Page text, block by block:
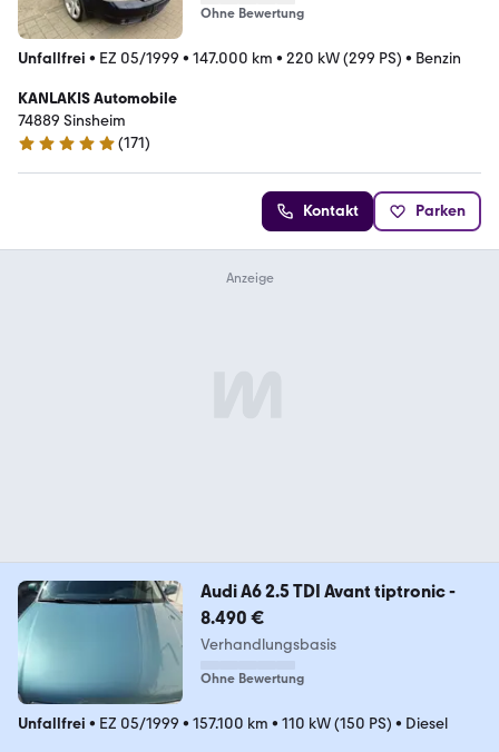
Ohne Bewertung
Unfallfrei • EZ 05/1999 • 147.000 km • 220 kW (299 PS) • Benzin
KANLAKIS Automobile
74889 Sinsheim
4.9 Sterne
(171)
Kontakt Parken
Audi A6 2.5 TDI Avant tiptronic -
8.490 €
Verhandlungsbasis
Ohne Bewertung
Unfallfrei • EZ 05/1999 • 157.100 km • 110 kW (150 PS) • Diesel